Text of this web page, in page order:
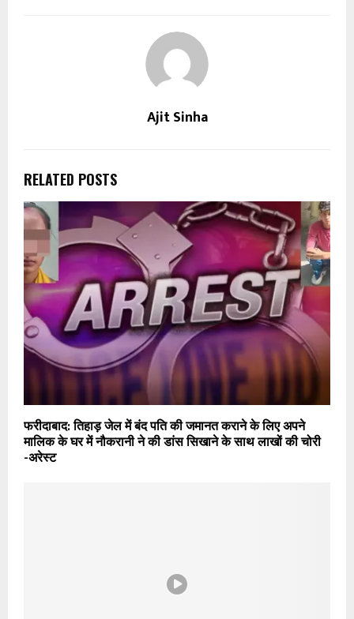
Ajit Sinha
RELATED POSTS
फरीदाबाद: तिहाड़ जेल में बंद पति की जमानत कराने के लिए अपने
मालिक के घर में नौकरानी ने की डांस सिखाने के साथ लाखों की चोरी
-अरेस्ट